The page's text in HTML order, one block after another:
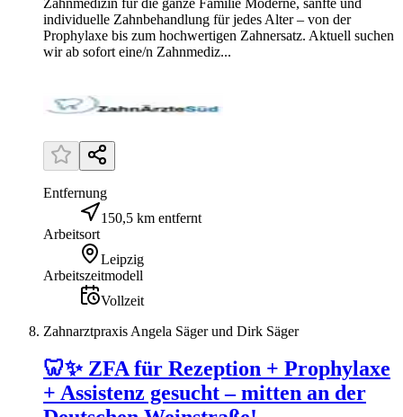
individuelle Zahnbehandlung für jedes Alter – von der
Prophylaxe bis zum hochwertigen Zahnersatz. Aktuell suchen
wir ab sofort eine/n Zahnmediz...
Entfernung
150,5 km entfernt
Arbeitsort
Leipzig
Arbeitszeitmodell
Vollzeit
Zahnarztpraxis Angela Säger und Dirk Säger
🦷✨ ZFA für Rezeption + Prophylaxe
+ Assistenz gesucht – mitten an der